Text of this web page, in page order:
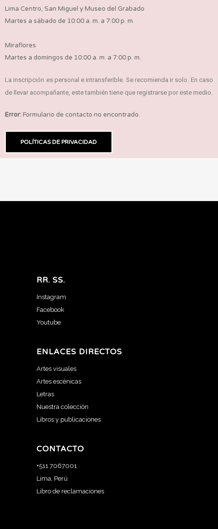
Lima Centro, San Miguel y Museo del Grabado
Martes a sábado de 10:00 a. m. a 7:00 p. m.
Miraflores
Martes a domingos de 10:00 a. m. a 7:00 p. m.
La inscripción es personal e intransferible. Se recomienda ir solo. En caso
de llevar acompañante, este también tiene que registrarse por este medio.
Error:Formulario de contacto no encontrado.
POLÍTICAS DE PRIVACIDAD
RR. SS.
Instagram
Facebook
Youtube
ENLACES DIRECTOS
Artes visuales
Artes escénicas
Letras
Nuestra colección
Libros y publicaciones
CONTACTO
+511 7067001
Lima, Perú
Libro de reclamaciones